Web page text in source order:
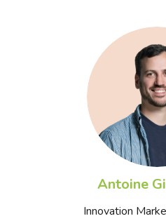
Antoine
Innovation